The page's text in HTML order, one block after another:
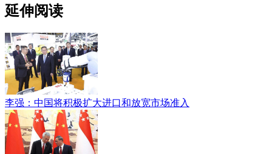
延伸阅读
李强：中国将积极扩大进口和放宽市场准入